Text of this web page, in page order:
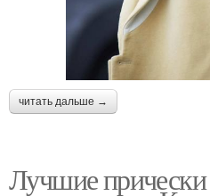
читать дальше →
Лучшие прически